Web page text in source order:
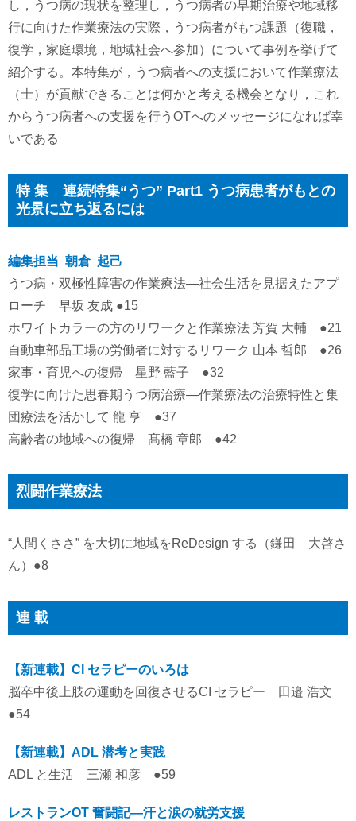
し，うつ病の現状を整理し，うつ病者の早期治療や地域移
行に向けた作業療法の実際，うつ病者がもつ課題（復職，
復学，家庭環境，地域社会へ参加）について事例を挙げて
紹介する。本特集が，うつ病者への支援において作業療法
（士）が貢献できることは何かと考える機会となり，これ
からうつ病者への支援を行うOTへのメッセージになれば幸
いである
特 集 連続特集“うつ” Part1 うつ病患者がもとの
光景に立ち返るには
編集担当 朝倉 起己
うつ病・双極性障害の作業療法―社会生活を見据えたアプ
ローチ 早坂 友成 ●15
ホワイトカラーの方のリワークと作業療法 芳賀 大輔 ●21
自動車部品工場の労働者に対するリワーク 山本 哲郎 ●26
家事・育児への復帰 星野 藍子 ●32
復学に向けた思春期うつ病治療―作業療法の治療特性と集
団療法を活かして 龍 亨 ●37
高齢者の地域への復帰 髙橋 章郎 ●42
烈闘作業療法
“人間くささ” を大切に地域をReDesign する（鎌田 大啓さ
ん）●8
連 載
【新連載】CI セラピーのいろは
脳卒中後上肢の運動を回復させるCI セラピー 田邉 浩文
●54
【新連載】ADL 潜考と実践
ADL と生活 三瀬 和彦 ●59
レストランOT 奮闘記―汗と涙の就労支援